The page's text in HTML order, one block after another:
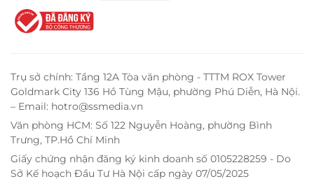
Trụ sở chính: Tầng 12A Tòa văn phòng - TTTM ROX Tower
Goldmark City 136 Hồ Tùng Mậu, phường Phú Diễn, Hà Nội.
– Email: hotro@ssmedia.vn
Văn phòng HCM: Số 122 Nguyễn Hoàng, phường Bình
Trưng, TP.Hồ Chí Minh
Giấy chứng nhận đăng ký kinh doanh số 0105228259 - Do
Sở Kế hoạch Đầu Tư Hà Nội cấp ngày 07/05/2025